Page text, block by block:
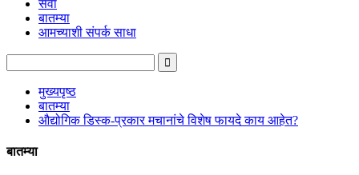
सेवा
बातम्या
आमच्याशी संपर्क साधा
मुख्यपृष्ठ
बातम्या
औद्योगिक डिस्क-प्रकार मचानांचे विशेष फायदे काय आहेत?
बातम्या